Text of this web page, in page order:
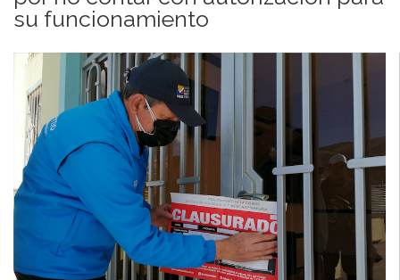
su funcionamiento